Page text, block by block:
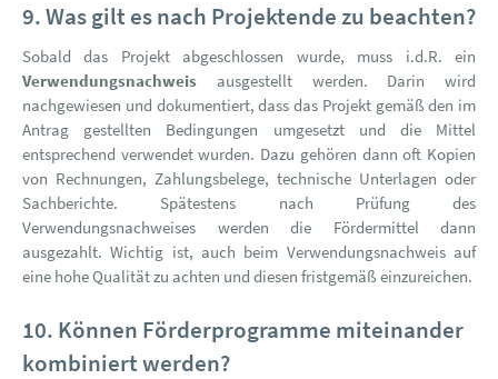
9. Was gilt es nach Projektende zu beachten?
Sobald das Projekt abgeschlossen wurde, muss i.d.R. ein
Verwendungsnachweis ausgestellt werden. Darin wird
nachgewiesen und dokumentiert, dass das Projekt gemäß den im
Antrag gestellten Bedingungen umgesetzt und die Mittel
entsprechend verwendet wurden. Dazu gehören dann oft Kopien
von Rechnungen, Zahlungsbelege, technische Unterlagen oder
Sachberichte. Spätestens nach Prüfung des
Verwendungsnachweises werden die Fördermittel dann
ausgezahlt. Wichtig ist, auch beim Verwendungsnachweis auf
eine hohe Qualität zu achten und diesen fristgemäß einzureichen.
10. Können Förderprogramme miteinander
kombiniert werden?